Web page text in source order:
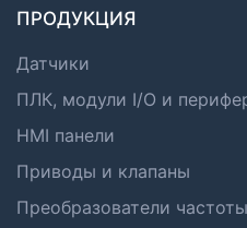
ПРОДУКЦИЯ
Датчики
ПЛК, модули I/O и
HMI панели
Приводы и клапаны
Преобразователи частоты